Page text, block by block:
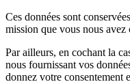
Ces données sont
mission que vous nous avez
Par ailleurs, en cochant la
nous fournissant vos
donnez votre consentement